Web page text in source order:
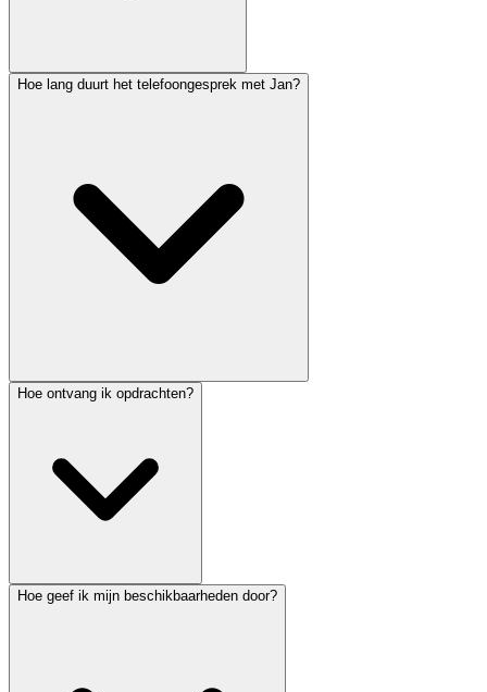
Hoe lang duurt het telefoongesprek met Jan?
Hoe ontvang ik opdrachten?
Hoe geef ik mijn beschikbaarheden door?